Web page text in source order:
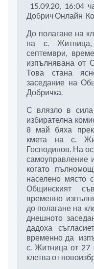
15.09.20, 16:04
Добрич Онлайн
До полагане на
на с.
септември,
изпълнявана от
Това стана
заседание на
Добричка.
С влязло в
избирателна
8 май бяха
кмета на с.
Господинов. На
самоуправление
когато
населено място
Общинският
временно
до полагане на
днешното
дадоха
временно да
с. Житница от 27
клетва от